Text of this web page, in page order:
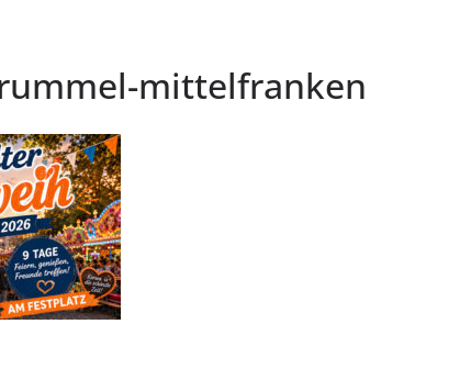
mittelfranken